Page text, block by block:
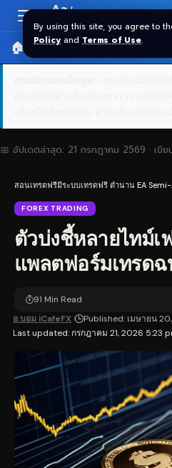
By using this site, you agree to
Policy and Terms of Use.
Resizer
Aa
🏠 หน้าแรก ราคาทอง SPDR
📅 อัปเดตล่าสุด: 21 กรกฎาคม 2569 · เขี
สอนเทรดฟรีมีระบบเทรดฟรี ตำนาน EA Semi-
FOREX TRADING
ตัวบ่งชี้หลายไทม์เ
แพลตฟอร์มเทรดฉ
Last updated: กรกฎาคม 21, 2026 5:23
อ.บอม iCafeFX Published: เมษายน
91 Min Read